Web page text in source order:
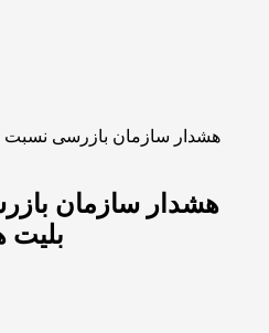
هشدار سازمان بازرسی نسبت
هشدار سازمان
بلیت